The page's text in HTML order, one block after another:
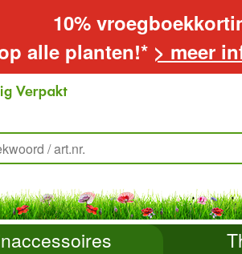
10%
alle planten!* > meer